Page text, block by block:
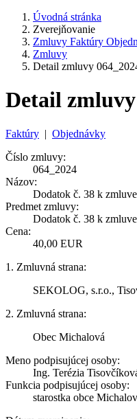
Úvodná stránka
Zverejňovanie
Zmluvy Faktúry
Zmluvy
Detail zmluvy
Detail zmluvy
Faktúry | Objednávky
Číslo zmluvy:
064_2024
Názov:
Dodatok č. 38 k
Predmet zmluvy:
Dodatok č. 38 k
Cena:
40,00 EUR
1. Zmluvná strana:
SEKOLOG, s.r.o.,
2. Zmluvná strana:
Obec Michalová
Meno podpisujúcej osoby:
Ing. Terézia
Funkcia podpisujúcej osoby:
starostka obce